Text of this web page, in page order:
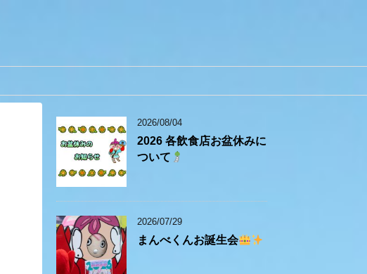
2026/08/04
2026 各飲食店お盆休みに
ついて
2026/07/29
まんべくんお誕生会